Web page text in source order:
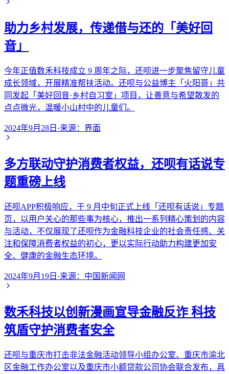
助力乡村发展，传递借与还的「美好回
音」
今年正值数禾科技成立 9 周年之际，还呗进一步聚焦留守儿童
成长领域，开展精准帮扶活动。还呗与公益博主「火阳哥」共
同发起「美好回音·乡村自习室」项目，让善意与希望散发的
点点微光，温暖小山村中的儿童们。
2024年9月28日 ·来源： 界面
多方联动守护消费者权益，还呗有话说专
题重磅上线
还呗APP积极响应，于 9 月中旬正式上线「还呗有话说」专题
页，以用户关心的那些事为核心，推出一系列精心策划的内容
与活动，不仅展现了还呗作为金融科技企业的社会责任感、关
注和保障消费者权益的初心，更以实际行动助力构建更加安
全、健康的金融生态环境。
2024年9月19日 ·来源： 中国新闻网
数禾科技以创新漫画宣导金融反诈 科技
筑盾守护消费者安全
还呗与重庆市打击非法金融活动领导小组办公室、重庆市渝北
区金融工作办公室以及重庆市小额贷款公司协会联合发布，具